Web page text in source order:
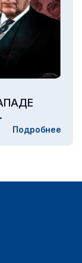
Подробнее